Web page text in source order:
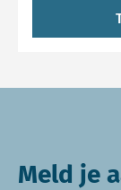
Meld je